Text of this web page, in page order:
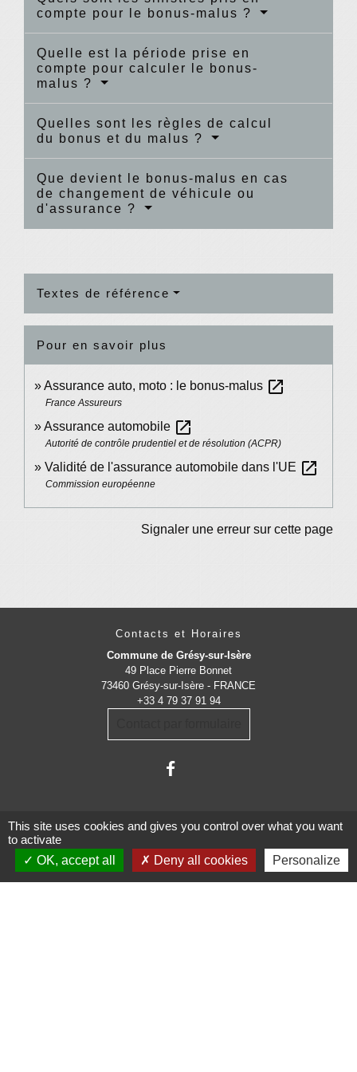
compte pour le bonus-malus ?
Quelle est la période prise en
compte pour calculer le bonus-
malus ?
Quelles sont les règles de calcul
du bonus et du malus ?
Que devient le bonus-malus en cas
de changement de véhicule ou
d'assurance ?
Textes de référence
Pour en savoir plus
Assurance auto, moto : le bonus-malus open_in_new
France Assureurs
Assurance automobile open_in_new
Autorité de contrôle prudentiel et de résolution (ACPR)
Validité de l'assurance automobile dans l'UE open_in_new
Commission européenne
Signaler une erreur sur cette page
Contacts et Horaires
Commune de Grésy-sur-Isère
49 Place Pierre Bonnet
73460 Grésy-sur-Isère - FRANCE
+33 4 79 37 91 94
Administrations
This site uses cookies and gives you control over what you want
to activate
OK, accept all
Deny all cookies Personalize